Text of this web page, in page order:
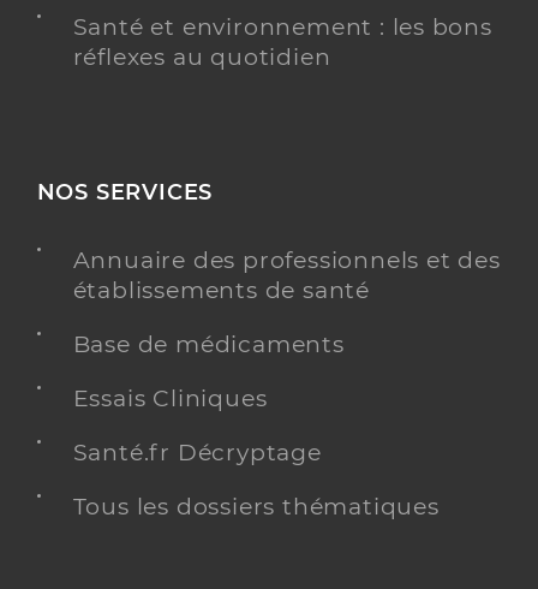
Santé et environnement : les bons
réflexes au quotidien
NOS SERVICES
Annuaire des professionnels et des
établissements de santé
Base de médicaments
Essais Cliniques
Santé.fr Décryptage
Tous les dossiers thématiques